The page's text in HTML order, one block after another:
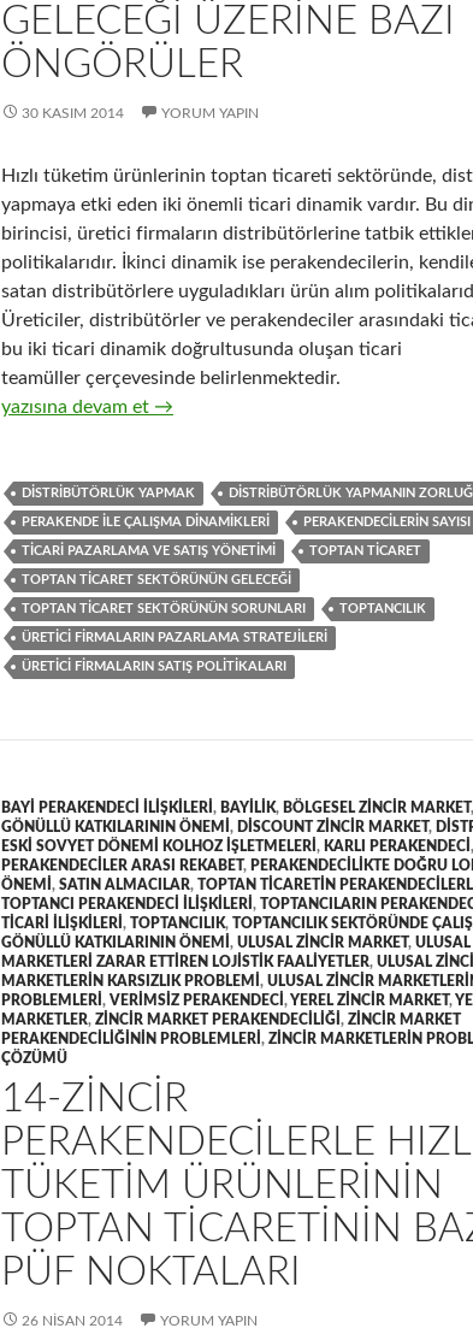
GELECEĞI ÜZERINE BAZI
ÖNGÖRÜLER
30 KASIM 2014 YORUM YAPIN
Hızlı tüketim ürünlerinin toptan ticareti sektöründe,
yapmaya etki eden iki önemli ticari dinamik vardır. Bu
birincisi, üretici firmaların distribütörlerine tatbik
politikalarıdır. İkinci dinamik ise perakendecilerin,
satan distribütörlere uyguladıkları ürün alım
Üreticiler, distribütörler ve perakendeciler arasındaki
bu iki ticari dinamik doğrultusunda oluşan ticari
teamüller çerçevesinde belirlenmektedir.
20-Hızlı tüketim ürünleri distribütörlüğü yapan toptan
yazısına devam et →
DISTRIBÜTÖRLÜK YAPMAK DISTRIBÜTÖRLÜK YAPMANIN
PERAKENDE ILE ÇALIŞMA DINAMIKLERI PERAKENDECILERIN
TICARI PAZARLAMA VE SATIŞ YÖNETIMI TOPTAN TICARET
TOPTAN TICARET SEKTÖRÜNÜN GELECEĞI
TOPTAN TICARET SEKTÖRÜNÜN SORUNLARI TOPTANCILIK
ÜRETICI FIRMALARIN PAZARLAMA STRATEJILERI
ÜRETICI FIRMALARIN SATIŞ POLITIKALARI
BAYI PERAKENDECI ILIŞKILERI , BAYILIK, BÖLGESEL ZINCIR MARKET,
GÖNÜLLÜ KATKILARININ ÖNEMI , DISCOUNT ZINCIR MARKET,
ESKI SOVYET DÖNEMI KOLHOZ IŞLETMELERI , KARLI PERAKENDECI ,
PERAKENDECILER ARASI REKABET, PERAKENDECILIKTE DOĞRU
ÖNEMI , SATIN ALMACILAR, TOPTAN TICARETIN
TOPTANCI PERAKENDECI ILIŞKILERI , TOPTANCILARIN
TICARI ILIŞKILERI , TOPTANCILIK, TOPTANCILIK SEKTÖRÜNDE
GÖNÜLLÜ KATKILARININ ÖNEMI , ULUSAL ZINCIR MARKET,
MARKETLERI ZARAR ETTIREN LOJISTIK FAALIYETLER, ULUSAL
MARKETLERIN KARSIZLIK PROBLEMI , ULUSAL ZINCIR
PROBLEMLERI , VERIMSIZ PERAKENDECI ,YEREL ZINCIR MARKET,
MARKETLER, ZINCIR MARKET PERAKENDECILIĞI , ZINCIR MARKET
PERAKENDECILIĞININ PROBLEMLERI , ZINCIR MARKETLERIN
ÇÖZÜMÜ
14-ZINCIR
PERAKENDECILERLE HIZLI
TÜKETIM ÜRÜNLERININ
TOPTAN TICARETININ
PÜF NOKTALARI
26 NISAN 2014 YORUM YAPIN